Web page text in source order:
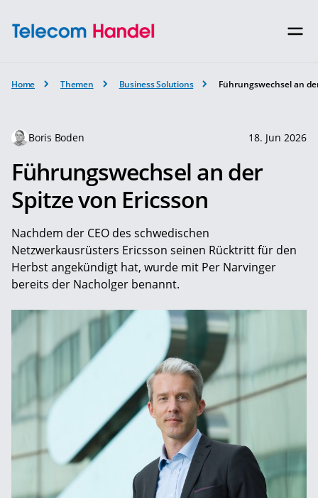
Home Themen Business Solutions Führungswechsel an
Boris Boden 18. Jun 2026
Führungswechsel an der
Spitze von Ericsson
Nachdem der CEO des schwedischen
Netzwerkausrüsters Ericsson seinen Rücktritt für den
Herbst angekündigt hat, wurde mit Per Narvinger
bereits der Nacholger benannt.